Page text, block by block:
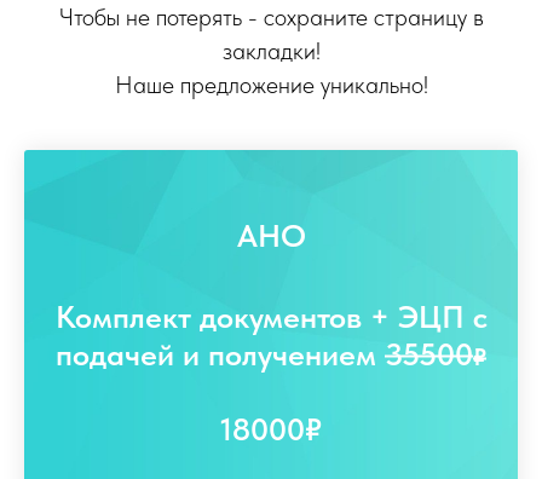
Чтобы не потерять - сохраните страницу в
закладки!
Наше предложение уникально!
АНО
Комплект документов + ЭЦП с
подачей и получением 35500₽
18000₽